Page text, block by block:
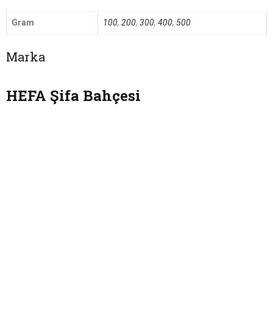
Gram 100, 200, 300, 400, 500
Marka
HEFA Şifa Bahçesi